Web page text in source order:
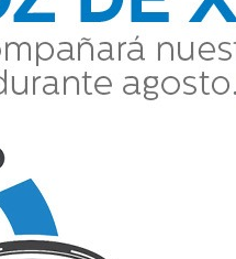
AÑO 9 · NÚMERO 2404
· QUETZALTENANGO, GUATEMALA
2026
histórica, México
ante Sudáfrica.